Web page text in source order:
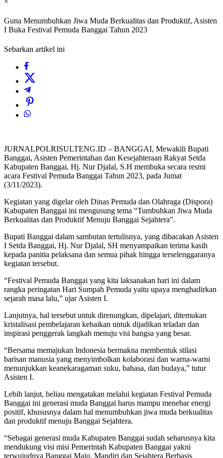
Guna Menumbuhkan Jiwa Muda Berkualitas dan Produktif, Asisten
I Buka Festival Pemuda Banggai Tahun 2023
Sebarkan artikel ini
JURNALPOLRISULTENG.ID – BANGGAI, Mewakili Bupati
Banggai, Asisten Pemerintahan dan Kesejahteraan Rakyat Setda
Kabupaten Banggai, Hj. Nur Djalal, S.H membuka secara resmi
acara Festival Pemuda Banggai Tahun 2023, pada Jumat
(3/11/2023).
Kegiatan yang digelar oleh Dinas Pemuda dan Olahraga (Dispora)
Kabupaten Banggai ini mengusung tema “Tumbuhkan Jiwa Muda
Berkualitas dan Produktif Menuju Banggai Sejahtera”.
Bupati Banggai dalam sambutan tertulisnya, yang dibacakan Asisten
I Setda Banggai, Hj. Nur Djalal, SH menyampaikan terima kasih
kepada panitia pelaksana dan semua pihak hingga terselenggaranya
kegiatan tersebut.
“Festival Pemuda Banggai yang kita laksanakan hari ini dalam
rangka peringatan Hari Sumpah Pemuda yaitu upaya menghadirkan
sejarah masa lalu,” ujar Asisten I.
Lanjutnya, hal tersebut untuk direnungkan, dipelajari, ditemukan
kristalisasi pembelajaran kebaikan untuk dijadikan teladan dan
inspirasi penggerak langkah menuju visi bangsa yang besar.
“Bersama memajukan Indonesia bermakna membentuk stilasi
barisan manusia yang menyimbolkan kolaborasi dan warna-warni
menunjukkan keanekaragaman suku, bahasa, dan budaya,” tutur
Asisten I.
Lebih lanjut, beliau mengatakan melalui kegiatan Festival Pemuda
Banggai ini generasi muda Banggai harus mampu menebar energi
positif, khususnya dalam hal menumbuhkan jiwa muda berkualitas
dan produktif menuju Banggai Sejahtera.
“Sebagai generasi muda Kabupaten Banggai sudah seharusnya kita
mendukung visi misi Pemerintah Kabupaten Banggai yakni
terwujudnya Banggai Maju, Mandiri dan Sejahtera Berbasis